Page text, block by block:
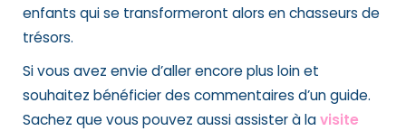
enfants qui se transformeront alors en chasseurs de
trésors.
Si vous avez envie d’aller encore plus loin et
souhaitez bénéficier des commentaires d’un guide.
Sachez que vous pouvez aussi assister à lavisite